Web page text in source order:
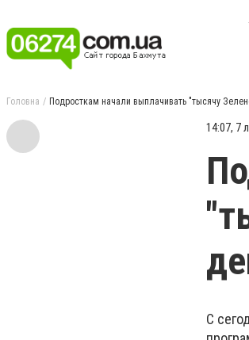
Головна Подросткам начали выплачивать "тысячу
14:07, 7
С